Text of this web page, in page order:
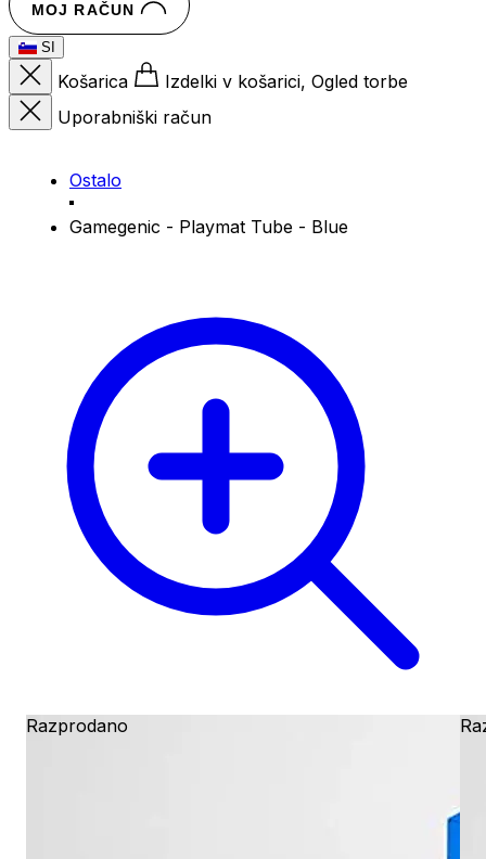
MOJ RAČUN
SI
Košarica
Izdelki v košarici, Ogled torbe
Uporabniški račun
Ostalo
Gamegenic - Playmat Tube - Blue
Razprodano